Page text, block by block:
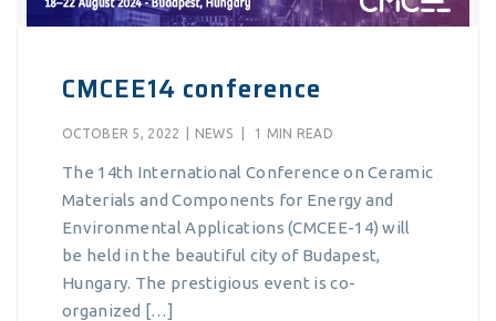
CMCEE14 conference
OCTOBER 5, 2022 NEWS 1 MIN READ
The 14th International Conference on Ceramic
Materials and Components for Energy and
Environmental Applications (CMCEE-14) will
be held in the beautiful city of Budapest,
Hungary. The prestigious event is co-
organized […]